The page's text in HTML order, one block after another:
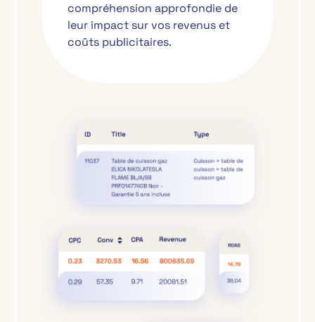
compréhension approfondie de
leur impact sur vos revenus et
coûts publicitaires.